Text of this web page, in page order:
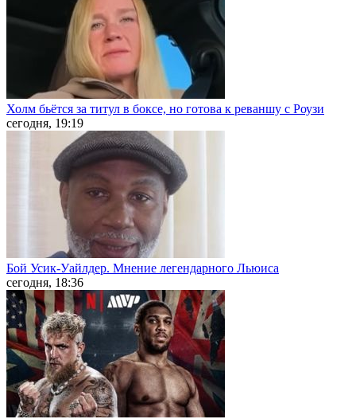
Холм бьётся за титул в боксе, но готова к реваншу с Роузи
сегодня, 19:19
Бой Усик-Уайлдер. Мнение легендарного Льюиса
сегодня, 18:36